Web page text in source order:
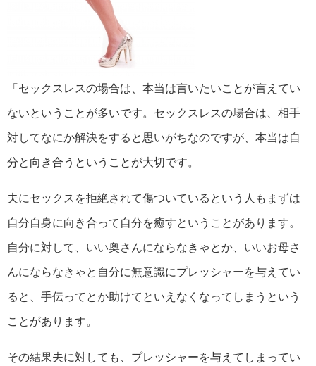
「セックスレスの場合は、本当は言いたいことが言えてい
ないということが多いです。セックスレスの場合は、相手
対してなにか解決をすると思いがちなのですが、本当は自
分と向き合うということが大切です。
夫にセックスを拒絶されて傷ついているという人もまずは
自分自身に向き合って自分を癒すということがあります。
自分に対して、いい奥さんにならなきゃとか、いいお母さ
んにならなきゃと自分に無意識にプレッシャーを与えてい
ると、手伝ってとか助けてといえなくなってしまうという
ことがあります。
その結果夫に対しても、プレッシャーを与えてしまってい